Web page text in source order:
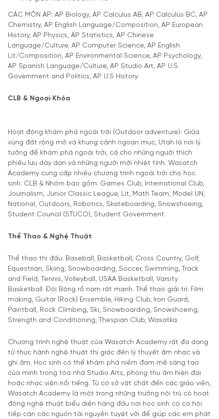
CÁC MÔN AP: AP Biology, AP Calculus AB, AP Calculus BC, AP
Chemistry, AP English Language/Composition, AP European
History, AP Physics, AP Statistics, AP Chinese
Language/Culture, AP Computer Science, AP English
Lit/Composition, AP Environmental Science, AP Psychology,
AP Spanish Language/Culture, AP Studio Art, AP U.S
Government and Politics, AP U.S History.
CLB & Ngoại Khóa
Hoạt động khám phá ngoài trời (Outdoor adventure): Giữa
vùng đất rộng mở và khung cảnh ngoạn mục, Utah là nơi lý
tưởng để khám phá ngoài trời, cả cho những người thích
phiêu lưu dày dạn và những người mới nhiệt tình. Wasatch
Academy cung cấp nhiều chương trình ngoài trời cho học
sinh. CLB & Nhóm bao gồm: Games Club, International Club,
Journalism, Junior Classic League, Lit, Math Team, Model UN,
National, Outdoors, Robotics, Skateboarding, Snowshoeing,
Student Council (STUCO), Student Government.
Thể Thao & Nghệ Thuật
Thể thao thi đấu: Baseball, Basketball, Cross Country, Golf,
Equestrian, Skiing, Snowboarding, Soccer, Swimming, Track
and Field, Tennis, Volleyball, USAA Basketball, Varsity
Basketball. Đội Bóng rổ nam rất mạnh. Thể thao giải trí: Film
making, Guitar (Rock) Ensemble, Hiking Club, Iron Guard,
Paintball, Rock Climbing, Ski, Snowboarding, Snowshoeing,
Strength and Conditioning, Thespian Club, Wasatka.
Chương trình nghệ thuật của Wasatch Academy rất đa dạng
từ thực hành nghệ thuật thị giác đến lý thuyết âm nhạc và
ghi âm. Học sinh có thể khám phá niềm đam mê sáng tạo
của mình trong tòa nhà Studio Arts, phòng thu âm hiện đại
hoặc nhạc viện nổi tiếng. Từ cơ sở vật chất đến các giáo viên,
Wasatch Academy là một trong những trường nội trú có hoạt
động nghệ thuật biểu diễn hàng đầu nơi học sinh có cơ hội
tiếp cận các nguồn tài nguyên tuyệt vời để giúp các em phát